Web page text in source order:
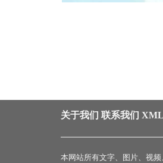
关于我们 联系我们
本网站所有文字、图片、视